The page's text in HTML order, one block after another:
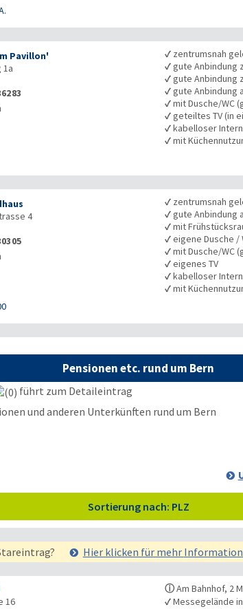
Pavillon'
1a
✓ zentrumsnah
✓gute Anbindung
✓gute Anbindung
✓gute Anbindung
✓mit Dusche/WC
✓geteiltes TV (in
✓kabelloser
✓mit
4
✓ zentrumsnah
✓gute Anbindung
✓mit
✓eigene Dusche /
✓mit Dusche/WC
✓eigenes TV
✓kabelloser
✓mit
Pensionen etc. rund um Bern
führt zum Detaileintrag
Sortierung nach: PLZ
Hier klicken für mehr
16
ⓘAm Bahnhof, 2
✓Messegelände